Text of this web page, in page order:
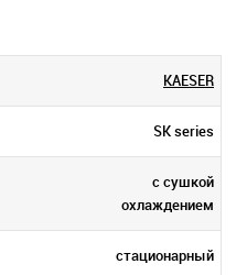
KAESER
SK series
с сушкой
охлаждением
стационарный